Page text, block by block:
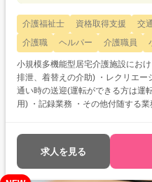
介護福祉士 資格取得支援 交
介護職
ヘルパー 介護職員
小規模多機能型居宅介護施設における介護業務 ・身体
排泄、着替えの介助) ・レクリエー
通い時の送迎(運転ができる方は運
用) ・記録業務 ・その他付随する業務 介護福祉士をお持ちの方を対象
スキルアップ (幅広20代～60代活
磨きたい)
求人を見る